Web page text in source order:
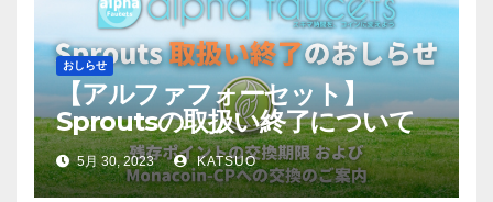
おしらせ
【アルファフォーセット】
Sproutsの取扱い終了について
5月 30, 2023 KATSUO